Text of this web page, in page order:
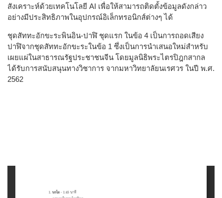
สังเคราะห์ด้วยเทคโนโลยี AI เพื่อให้สามารถติดตั้งข้อมูลดังกล่าว
อย่างมีประสิทธิภาพในอุปกรณ์อิเล็กทรอนิกส์ต่างๆ ได้
ชุดสัททะอักขะระพินอิน-ปาฬิ ชุดแรก ในข้อ 4 เป็นการถอดเสียง
ปาฬิจากชุดสัททะอักขะระในข้อ 1 ซึ่งเป็นการนำเสนอใหม่สำหรับ
เผยแผ่ในสาธารณรัฐประชาชนจีน โดยมูลนิธิพระไตรปิฎกสากล
ได้รับการสนับสนุนทางวิชาการ จากมหาวิทยาลัยนเรศวร ในปี พ.ศ.
2562